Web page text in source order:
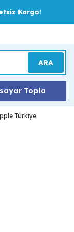
Kargo!
ARA
Topla